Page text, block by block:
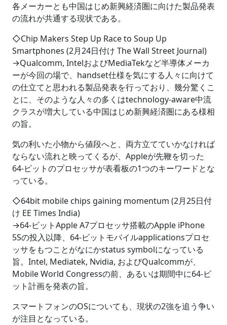
各メーカーとも中国はじめ新興経済圏に向けた製品発表
の流れが共通する現状である。
◇Chip Makers Step Up Race to Soup Up
Smartphones (2月24日付け The Wall Street Journal)
→Qualcomm, IntelおよびMediaTekなど半導体メーカ
ーが今回の場で、handset仕様を気にする人々に向けて
の仕立てと思われる製品発表を行っており、幾分驚くこ
とに、そのような人々の多くはtechnology-aware中流
クラスが増大している中国はじめ新興経済圏にある様相
の旨。
気の利いた小物から値段へと、両方立てていかなければ
ならない流れと映ってくるが、Appleが先鞭を切った
64-ビットのプロセッサが表看板の1つのキーワードとな
っている。
◇64bit mobile chips gaining momentum (2月25日付
け EE Times India)
→64-ビットApple A7プロセッサ搭載のApple iPhone
5Sの投入以降、64-ビットモバイルapplicationsプロセ
ッサをもつことがなにかstatus symbolになっている
旨。Intel, Mediatek, Nvidia, およびQualcommが、
Mobile World Congressの前、あるいは期間中に64-ビ
ット計画を発表の旨。
スマートフォンのOSについても、現状の2強を追う争い
が注目となっている。